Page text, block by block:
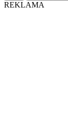
REKLAMA